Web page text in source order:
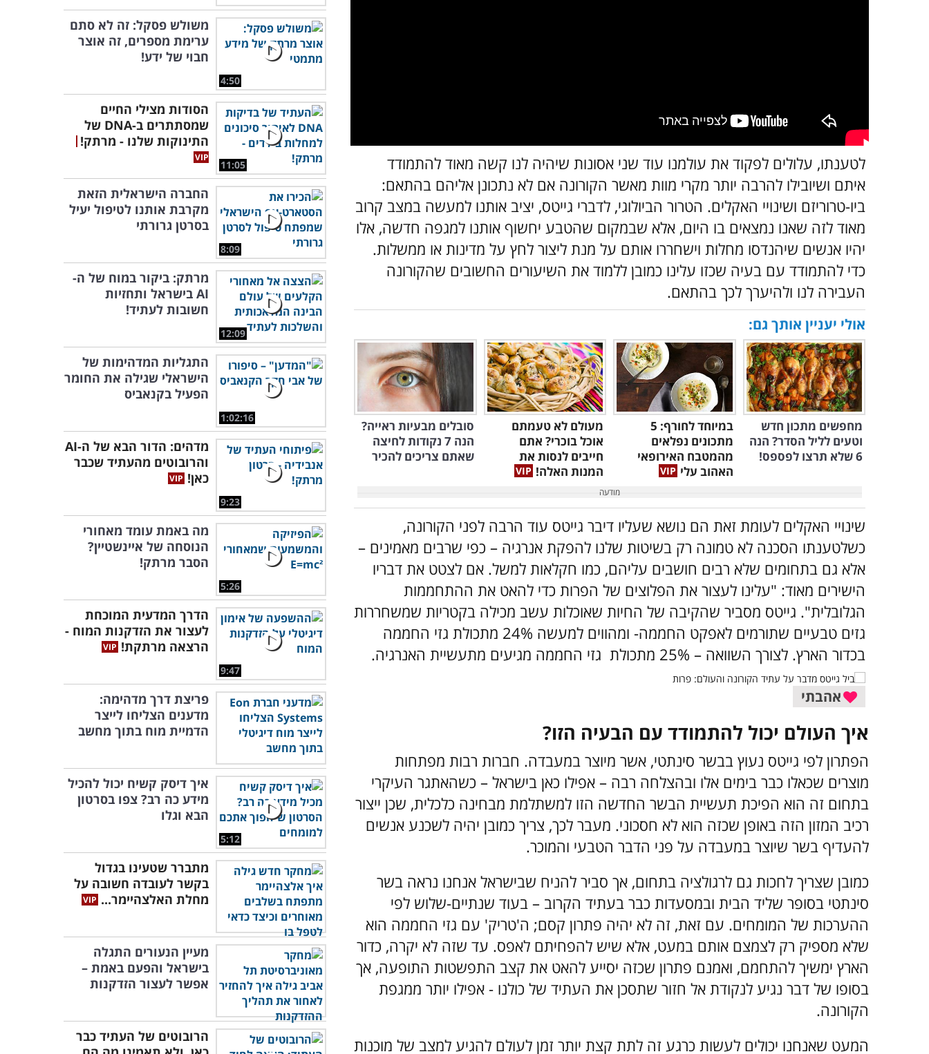
לטענתו, עלולים לפקוד את עולמנו עוד שני אסונות שיהיה לנו קשה מאוד להתמודד
איתם ושיובילו להרבה יותר מקרי מוות מאשר הקורונה אם לא נתכונן אליהם בהתאם:
ביו-טרוריזם ושינויי האקלים. הטרור הביולוגי, לדברי גייטס, יציב אותנו למעשה במצב קרוב
מאוד לזה שאנו נמצאים בו היום, אלא שבמקום שהטבע יחשוף אותנו למגפה חדשה, אלו
יהיו אנשים שיהנדסו מחלות וישחררו אותם על מנת ליצור לחץ על מדינות או ממשלות.
כדי להתמודד עם בעיה שכזו עלינו כמובן ללמוד את השיעורים החשובים שהקורונה
העבירה לנו ולהיערך לכך בהתאם.
אולי יעניין אותך גם:
מחפשים מתכון חדש
וטעים לליל הסדר? הנה
6 שלא תרצו לפספס!
במיוחד לחורף: 5
מתכונים נפלאים
מהמטבח האירופאי
האהוב עלי
מעולם לא טעמתם
אוכל בוכרי? אתם
חייבים לנסות את
המנות האלה!
סובלים מבעיות ראייה?
הנה 7 נקודות לחיצה
שאתם צריכים להכיר
שינויי האקלים לעומת זאת הם נושא שעליו דיבר גייטס עוד הרבה לפני הקורונה,
כשלטענתו הסכנה לא טמונה רק בשיטות שלנו להפקת אנרגיה – כפי שרבים מאמינים –
אלא גם בתחומים שלא רבים חושבים עליהם, כמו חקלאות למשל. אם לצטט את דבריו
הישירים מאוד: "עלינו לעצור את הפלוצים של הפרות כדי להאט את ההתחממות
הגלובלית". גייטס מסביר שהקיבה של החיות שאוכלות עשב מכילה בקטריות שמשחררות
גזים טבעיים שתורמים לאפקט החממה- ומהווים למעשה 24% מתכולת גזי החממה
בכדור הארץ. לצורך השוואה – 25% מתכולת גזי החממה מגיעים מתעשיית האנרגיה.
אהבתי
איך העולם יכול להתמודד עם הבעיה הזו?
הפתרון לפי גייטס נעוץ בבשר סינתטי, אשר מיוצר במעבדה. חברות רבות מפתחות
מוצרים שכאלו כבר בימים אלו ובהצלחה רבה – אפילו כאן בישראל – כשהאתגר העיקרי
בתחום זה הוא הפיכת תעשיית הבשר החדשה הזו למשתלמת מבחינה כלכלית, שכן ייצור
רכיב המזון הזה באופן שכזה הוא לא חסכוני. מעבר לכך, צריך כמובן יהיה לשכנע אנשים
להעדיף בשר שיוצר במעבדה על פני הדבר הטבעי והמוכר.
כמובן שצריך לחכות גם לרגולציה בתחום, אך סביר להניח שבישראל אנחנו נראה בשר
סינתטי בסופר שליד הבית ובמסעדות כבר בעתיד הקרוב – בעוד שנתיים-שלוש לפי
ההערכות של המומחים. עם זאת, זה לא יהיה פתרון קסם; ה'טריק' עם גזי החממה הוא
שלא מספיק רק לצמצם אותם במעט, אלא שיש להפחיתם לאפס. עד שזה לא יקרה, כדור
הארץ ימשיך להתחמם, ואמנם פתרון שכזה יסייע להאט את קצב התפשטות התופעה, אך
בסופו של דבר נגיע לנקודת אל חזור שתסכן את העתיד של כולנו - אפילו יותר ממגפת
הקורונה.
המעט שאנחנו יכולים לעשות כרגע זה לתת קצת יותר זמן לעולם להגיע למצב של מוכנות
4:50
משולש פסקל: זה לא סתם
ערימת מספרים, זה אוצר
חבוי של ידע!
11:05
הסודות מצילי החיים
שמסתתרים ב-DNA של
התינוקות שלנו - מרתק!
8:09
החברה הישראלית הזאת
מקרבת אותנו לטיפול יעיל
בסרטן גרורתי
12:09
מרתק: ביקור במוח של ה-
AI בישראל ותחזיות
חשובות לעתיד!
1:02:16
התגליות המדהימות של
הישראלי שגילה את החומר
הפעיל בקנאביס
9:23
מדהים: הדור הבא של ה-AI
והרובוטים מהעתיד שכבר
כאן!
5:26
מה באמת עומד מאחורי
הנוסחה של איינשטיין?
הסבר מרתק!
9:47
הדרך המדעית המוכחת
לעצור את הזדקנות המוח -
הרצאה מרתקת!
פריצת דרך מדהימה:
מדענים הצליחו לייצר
הדמיית מוח בתוך מחשב
5:12
איך דיסק קשיח יכול להכיל
מידע כה רב? צפו בסרטון
הבא וגלו
מתברר שטעינו בגדול
בקשר לעובדה חשובה על
מחלת האלצהיימר...
מעיין הנעורים התגלה
בישראל והפעם באמת –
אפשר לעצור הזדקנות
הרובוטים של העתיד כבר